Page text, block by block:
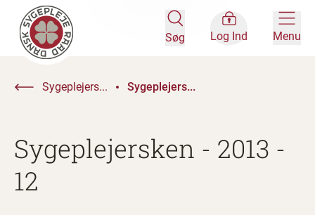
Søg Log Ind Menu
Sygeplejers... Sygeplejers...
Sygeplejersken - 2013 -
12